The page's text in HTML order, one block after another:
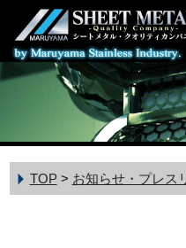
TOP> お知らせ・プレス